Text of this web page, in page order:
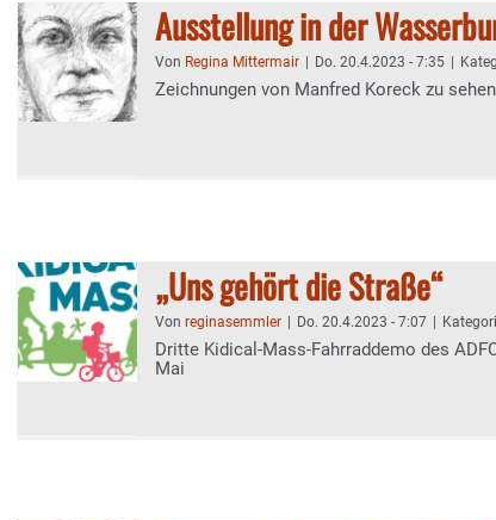
Ausstellung in der
Von Regina Mittermair Do. 20.4.2023 - 7:35
Zeichnungen von Manfred Koreck zu sehen
„Uns gehört die Straße“
Von reginasemmler Do. 20.4.2023 - 7:07
Dritte Kidical-Mass-Fahrraddemo des
Mai